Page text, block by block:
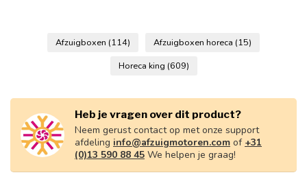
Afzuigboxen (114) Afzuigboxen horeca (15)
Horeca king (609)
Heb je vragen over dit product?
Neem gerust contact op met onze support
afdeling info@afzuigmotoren.com of +31
(0)13 590 88 45 We helpen je graag!